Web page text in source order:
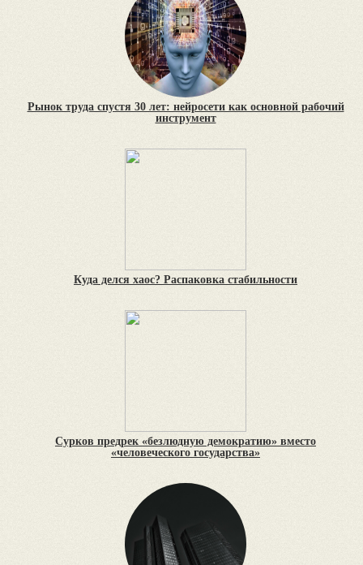
Рынок труда спустя 30 лет: нейросети как основной рабочий
инструмент
Куда делся хаос? Распаковка стабильности
Сурков предрек «безлюдную демократию» вместо
«человеческого государства»